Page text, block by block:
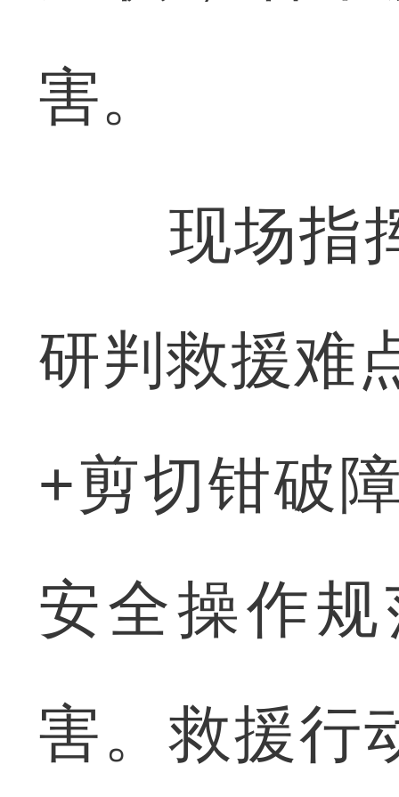
害。
现场指挥
研判救援难
+剪切钳破
安全操作
害。救援行